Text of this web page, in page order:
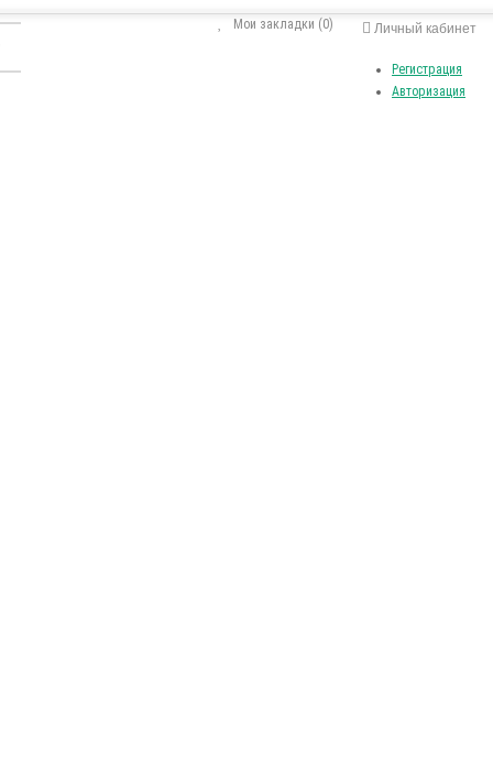
Личный кабинет
Регистрация
Авторизация
Мои закладки (0)